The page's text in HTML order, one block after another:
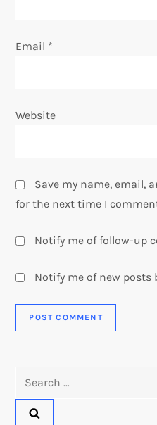
Email *
Website
Save my name, email,
for the next time I
Notify me of follow-up
Notify me of new posts